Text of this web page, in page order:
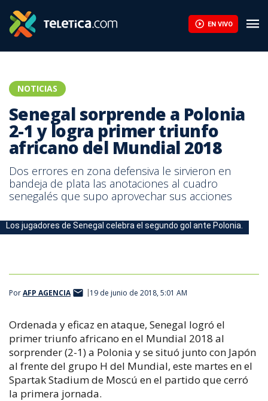
EN VIVO
NOTICIAS
Senegal sorprende a Polonia
2-1 y logra primer triunfo
africano del Mundial 2018
Dos errores en zona defensiva le sirvieron en
bandeja de plata las anotaciones al cuadro
senegalés que supo aprovechar sus acciones
Los jugadores de Senegal celebra el segundo gol ante Polonia.
PorAFP AGENCIA 19 de junio de 2018, 5:01 AM
Ordenada y eficaz en ataque, Senegal logró el
primer triunfo africano en el Mundial 2018 al
sorprender (2-1) a Polonia y se situó junto con Japón
al frente del grupo H del Mundial, este martes en el
Spartak Stadium de Moscú en el partido que cerró
la primera jornada.